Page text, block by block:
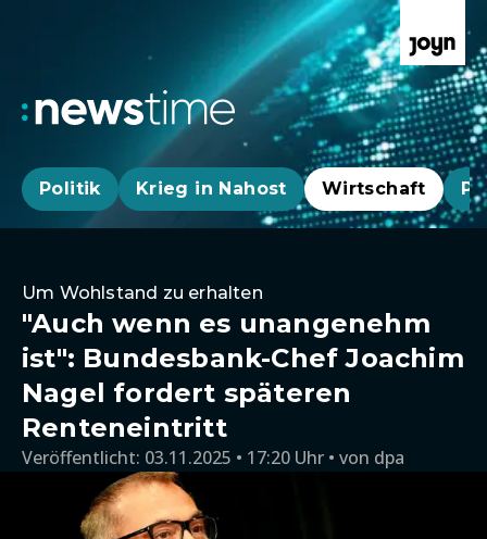
Politik Krieg in Nahost Wirtschaft
Um Wohlstand zu erhalten
"Auch wenn es unangenehm
ist": Bundesbank-Chef Joachim
Nagel fordert späteren
Renteneintritt
Veröffentlicht: 03.11.2025 • 17:20 Uhr von dpa